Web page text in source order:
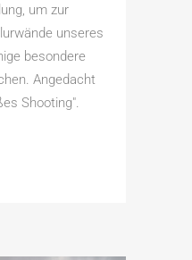
um zur
unseres
besondere
Angedacht
Shooting".